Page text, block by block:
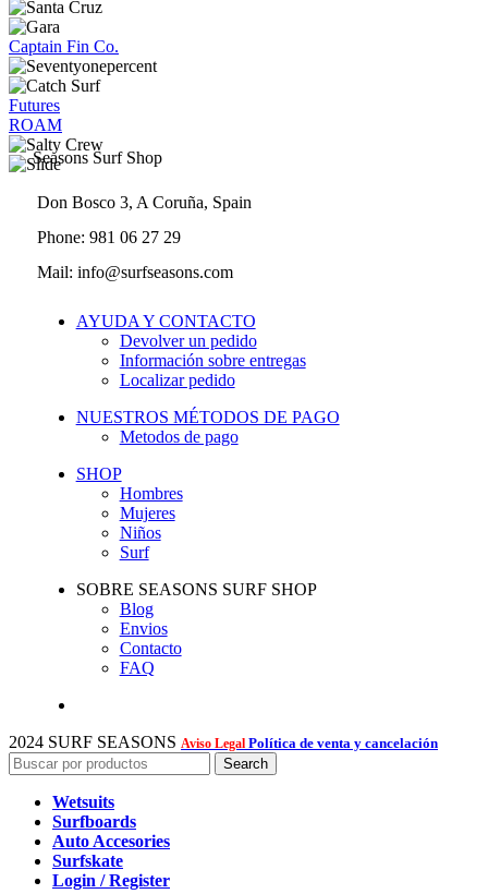
Captain Fin Co.
Futures
ROAM
Seasons Surf Shop
Don Bosco 3, A Coruña, Spain
Phone: 981 06 27 29
Mail: info@surfseasons.com
AYUDA Y CONTACTO
Devolver un pedido
Información sobre entregas
Localizar pedido
NUESTROS MÉTODOS DE PAGO
Metodos de pago
SHOP
Hombres
Mujeres
Niños
Surf
SOBRE SEASONS SURF SHOP
Blog
Envios
Contacto
FAQ
2024 SURF SEASONS Aviso Legal Política de venta y cancelación
Search
Wetsuits
Surfboards
Auto Accesories
Surfskate
Login / Register